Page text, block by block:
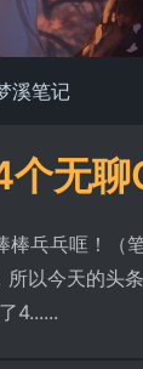
溪笔记
无聊
乓乓哐！（
以今天的头
4......